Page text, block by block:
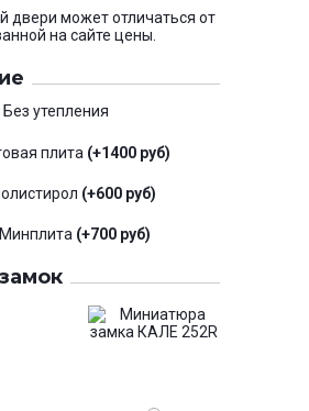
двери может отличаться от
на сайте цены.
Без утепления
плита (+1400 руб)
(+600 руб)
Минплита (+700 руб)